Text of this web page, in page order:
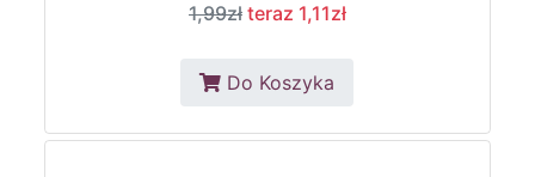
1,99zł teraz 1,11zł
Do Koszyka